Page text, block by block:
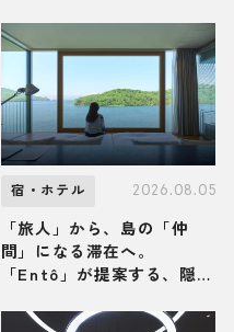
宿・ホテル 2026.08.05
「旅人」から、島の「仲
間」になる滞在へ。
「Entô」が提案する、隠
に触れる特別な体験